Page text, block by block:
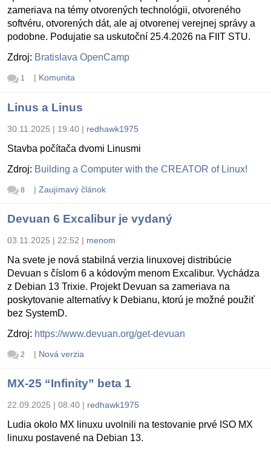
zameriava na témy otvorených technológii, otvoreného
softvéru, otvorených dát, ale aj otvorenej verejnej správy a
podobne. Podujatie sa uskutoční 25.4.2026 na FIIT STU.
Zdroj: Bratislava OpenCamp
1 | Komunita
Linus a Linus
30.11.2025 | 19:40 | redhawk1975
Stavba počítača dvomi Linusmi
Zdroj: Building a Computer with the CREATOR of Linux!
8 | Zaujímavý článok
Devuan 6 Excalibur je vydaný
03.11.2025 | 22:52 | menom
Na svete je nová stabilná verzia linuxovej distribúcie
Devuan s číslom 6 a kódovým menom Excalibur. Vychádza
z Debian 13 Trixie. Projekt Devuan sa zameriava na
poskytovanie alternatívy k Debianu, ktorú je možné použiť
bez SystemD.
Zdroj: https://www.devuan.org/get-devuan
2 | Nová verzia
MX-25 “Infinity” beta 1
22.09.2025 | 08:40 | redhawk1975
Ludia okolo MX linuxu uvolnili na testovanie prvé ISO MX
linuxu postavené na Debian 13.